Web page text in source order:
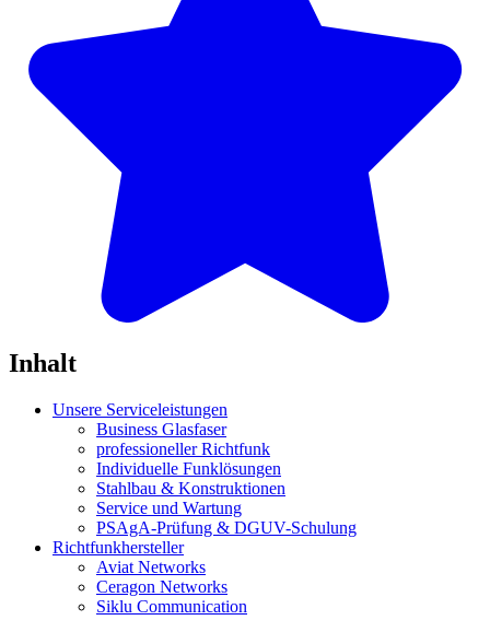
Inhalt
Unsere Serviceleistungen
Business Glasfaser
professioneller Richtfunk
Individuelle Funklösungen
Stahlbau & Konstruktionen
Service und Wartung
PSAgA-Prüfung & DGUV-Schulung
Richtfunkhersteller
Aviat Networks
Ceragon Networks
Siklu Communication